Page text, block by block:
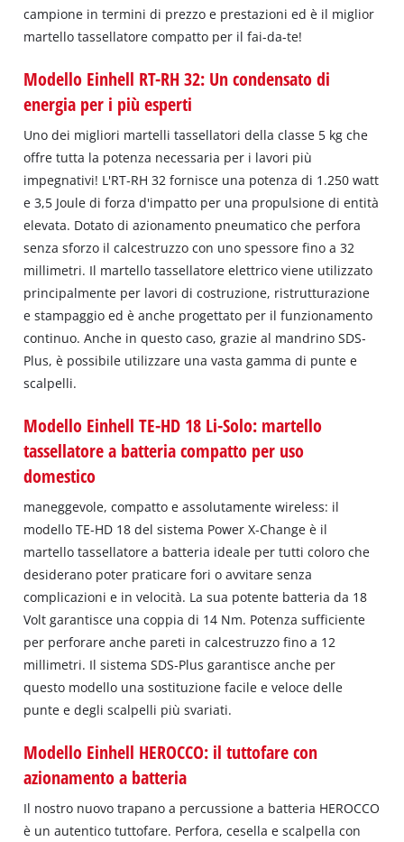
campione in termini di prezzo e prestazioni ed è il miglior
martello tassellatore compatto per il fai-da-te!
Modello Einhell RT-RH 32: Un condensato di
energia per i più esperti
Uno dei migliori martelli tassellatori della classe 5 kg che
offre tutta la potenza necessaria per i lavori più
impegnativi! L'RT‐RH 32 fornisce una potenza di 1.250 watt
e 3,5 Joule di forza d'impatto per una propulsione di entità
elevata. Dotato di azionamento pneumatico che perfora
senza sforzo il calcestruzzo con uno spessore fino a 32
millimetri. Il martello tassellatore elettrico viene utilizzato
principalmente per lavori di costruzione, ristrutturazione
e stampaggio ed è anche progettato per il funzionamento
continuo. Anche in questo caso, grazie al mandrino SDS‐
Plus, è possibile utilizzare una vasta gamma di punte e
scalpelli.
Modello Einhell TE-HD 18 Li-Solo: martello
tassellatore a batteria compatto per uso
domestico
maneggevole, compatto e assolutamente wireless: il
modello TE‐HD 18 del sistema Power X‐Change è il
martello tassellatore a batteria ideale per tutti coloro che
desiderano poter praticare fori o avvitare senza
complicazioni e in velocità. La sua potente batteria da 18
Volt garantisce una coppia di 14 Nm. Potenza sufficiente
per perforare anche pareti in calcestruzzo fino a 12
millimetri. Il sistema SDS‐Plus garantisce anche per
questo modello una sostituzione facile e veloce delle
punte e degli scalpelli più svariati.
Modello Einhell HEROCCO: il tuttofare con
azionamento a batteria
Il nostro nuovo trapano a percussione a batteria HEROCCO
è un autentico tuttofare. Perfora, cesella e scalpella con